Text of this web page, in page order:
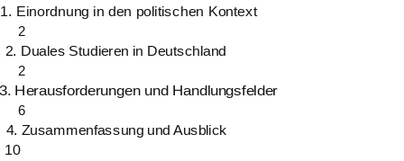
1. Einordnung in den politischen Kontext
2
2. Duales Studieren in Deutschland
2
Herausforderungen und Handlungsfelder
6
4. Zusammenfassung und Ausblick
10